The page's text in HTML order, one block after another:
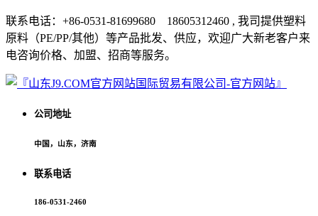
联系电话：+86-0531-81699680 18605312460 , 我司提供塑料
原料（PE/PP/其他）等产品批发、供应，欢迎广大新老客户来
电咨询价格、加盟、招商等服务。
公司地址
中国，山东，济南
联系电话
186-0531-2460